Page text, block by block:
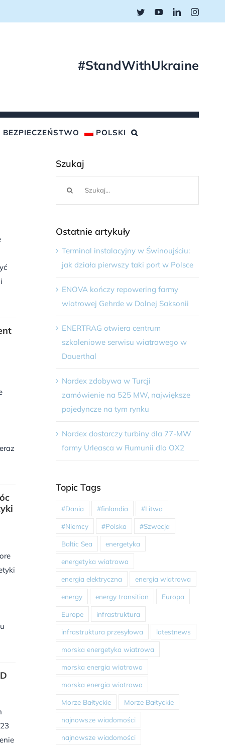
TwitterYouTubeLinkedIn
#StandWithUkraine
BEZPIECZEŃSTWO POLSKI
Szukaj
Ostatnie artykuły
Terminal instalacyjny w Świnoujściu:
jak działa pierwszy taki port w Polsce
ENOVA kończy repowering farmy
wiatrowej Gehrde w Dolnej Saksonii
ENERTRAG otwiera centrum
szkoleniowe serwisu wiatrowego w
Dauerthal
Nordex zdobywa w Turcji
zamówienie na 525 MW, największe
pojedyncze na tym rynku
Nordex dostarczy turbiny dla 77-MW
farmy Urleasca w Rumunii dla OX2
Topic Tags
#Dania #finlandia #Litwa
#Niemcy #Polska #Szwecja
Baltic Sea energetyka
energetyka wiatrowa
energia elektryczna energia wiatrowa
energy energy transition Europa
Europe infrastruktura
infrastruktura przesyłowa latestnews
morska energetyka wiatrowa
morska energia wiatrowa
morska energia wiatrowa
Morze Bałtyckie Morze Bałtyckie
najnowsze wiadomości
najnowsze wiadomości